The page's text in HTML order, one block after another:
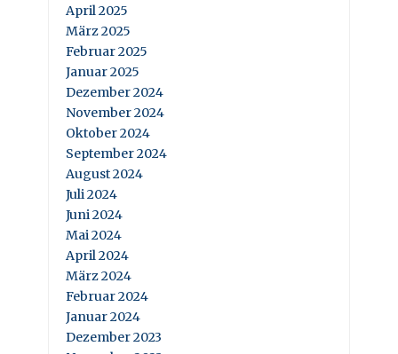
April 2025
März 2025
Februar 2025
Januar 2025
Dezember 2024
November 2024
Oktober 2024
September 2024
August 2024
Juli 2024
Juni 2024
Mai 2024
April 2024
März 2024
Februar 2024
Januar 2024
Dezember 2023